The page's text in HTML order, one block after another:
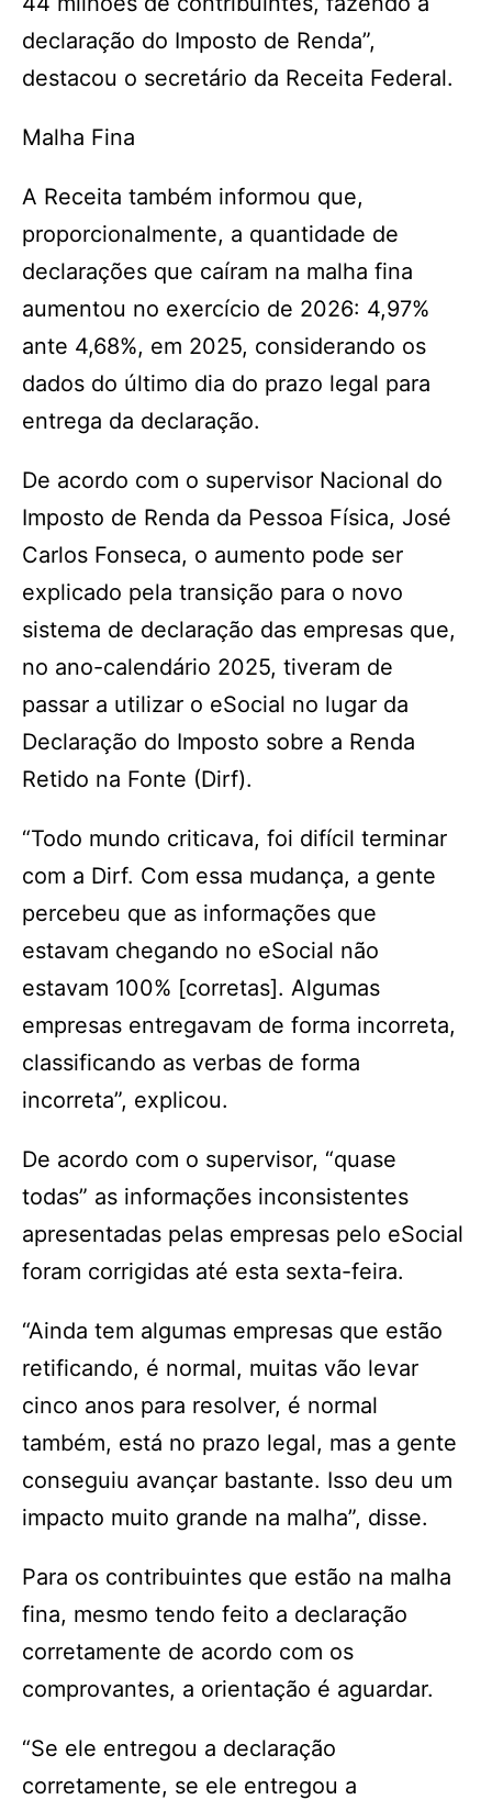
declaração do Imposto de Renda”,
destacou o secretário da Receita Federal.
Malha Fina
A Receita também informou que,
proporcionalmente, a quantidade de
declarações que caíram na malha fina
aumentou no exercício de 2026: 4,97%
ante 4,68%, em 2025, considerando os
dados do último dia do prazo legal para
entrega da declaração.
De acordo com o supervisor Nacional do
Imposto de Renda da Pessoa Física, José
Carlos Fonseca, o aumento pode ser
explicado pela transição para o novo
sistema de declaração das empresas que,
no ano-calendário 2025, tiveram de
passar a utilizar o eSocial no lugar da
Declaração do Imposto sobre a Renda
Retido na Fonte (Dirf).
“Todo mundo criticava, foi difícil terminar
com a Dirf. Com essa mudança, a gente
percebeu que as informações que
estavam chegando no eSocial não
estavam 100% [corretas]. Algumas
empresas entregavam de forma incorreta,
classificando as verbas de forma
incorreta”, explicou.
De acordo com o supervisor, “quase
todas” as informações inconsistentes
apresentadas pelas empresas pelo eSocial
foram corrigidas até esta sexta-feira.
“Ainda tem algumas empresas que estão
retificando, é normal, muitas vão levar
cinco anos para resolver, é normal
também, está no prazo legal, mas a gente
conseguiu avançar bastante. Isso deu um
impacto muito grande na malha”, disse.
Para os contribuintes que estão na malha
fina, mesmo tendo feito a declaração
corretamente de acordo com os
comprovantes, a orientação é aguardar.
“Se ele entregou a declaração
corretamente, se ele entregou a